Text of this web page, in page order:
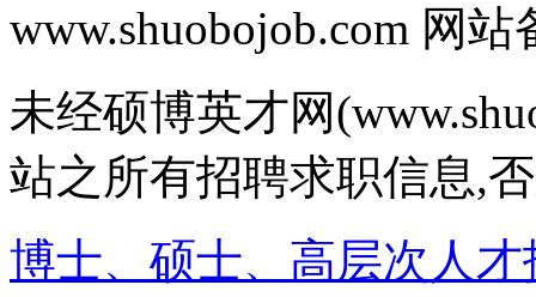
www.shuobojob.com 网站
未经硕博英才网
站之所有招聘求职信息,
博士、硕士、高层次人